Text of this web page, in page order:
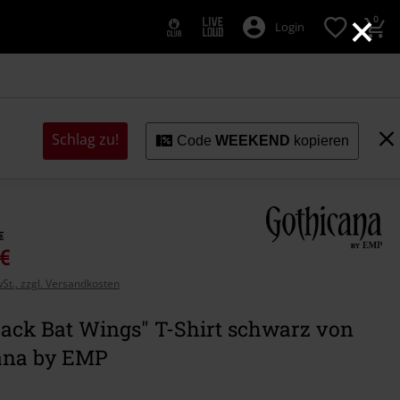
×
Login 0
Schlag zu! CodeWEEKEND kopieren
zzgl. Versandkosten
Bat Wings" T-Shirt schwarz von
by EMP